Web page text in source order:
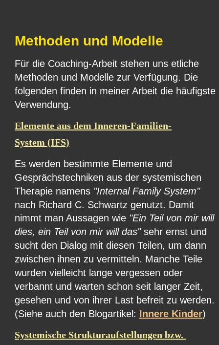
Methoden und Modelle
Für die Coaching-Arbeit stehen uns etliche
Methoden und Modelle zur Verfügung. Die
folgenden finden in meiner Arbeit die häufigste
Verwendung.
Elemente aus dem Inneren-Familien-
System (IFS)
Es werden bestimmte Elemente und
Gesprächstechniken aus der systemischen
Therapie namens "Internal Family System"
nach Richard C. Schwartz genutzt. Damit
nimmt man Aussagen wie "Ein Teil von mir will
dies, ein Teil von mir will das" sehr ernst und
sucht den Dialog mit diesen Teilen, um dann
zwischen ihnen zu vermitteln. Manche Teile
wurden vielleicht lange vergessen oder
verbannt und warten schon seit langer Zeit,
gesehen und von ihrer Last befreit zu werden.
(Siehe auch den Blogartikel: Innere Kinder)
Systemische Strukturaufstellungen bzw.